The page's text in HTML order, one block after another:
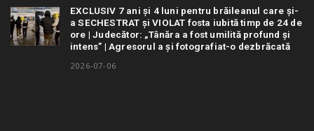
EXCLUSIV 7 ani și 4 luni pentru brăileanul care și-
a SECHESTRAT și VIOLAT fosta iubită timp de 24 de
ore | Judecător: „Tânăra a fost umilită profund și
intens” | Agresorul a și fotografiat-o dezbrăcată
2026-07-06